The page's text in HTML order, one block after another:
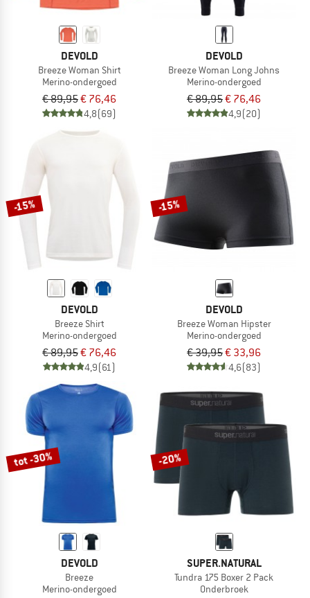
DEVOLD
Breeze Woman Shirt
Merino-ondergoed
€ 89,95€ 76,46
4,8(69)
DEVOLD
Breeze Woman Long Johns
Merino-ondergoed
€ 89,95€ 76,46
4,9(20)
-15%
DEVOLD
Breeze Shirt
Merino-ondergoed
€ 89,95€ 76,46
4,9(61)
-15%
DEVOLD
Breeze Woman Hipster
Merino-ondergoed
€ 39,95€ 33,96
4,6(83)
tot -30%
DEVOLD
Breeze
Merino-ondergoed
-20%
SUPER.NATURAL
Tundra 175 Boxer 2 Pack
Onderbroek